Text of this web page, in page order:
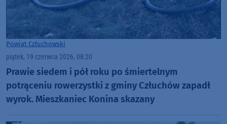
Powiat Człuchowski
piątek, 19 czerwca 2026, 08:20
Prawie siedem i pół roku po śmiertelnym
potrąceniu rowerzystki z gminy Człuchów zapadł
wyrok. Mieszkaniec Konina skazany